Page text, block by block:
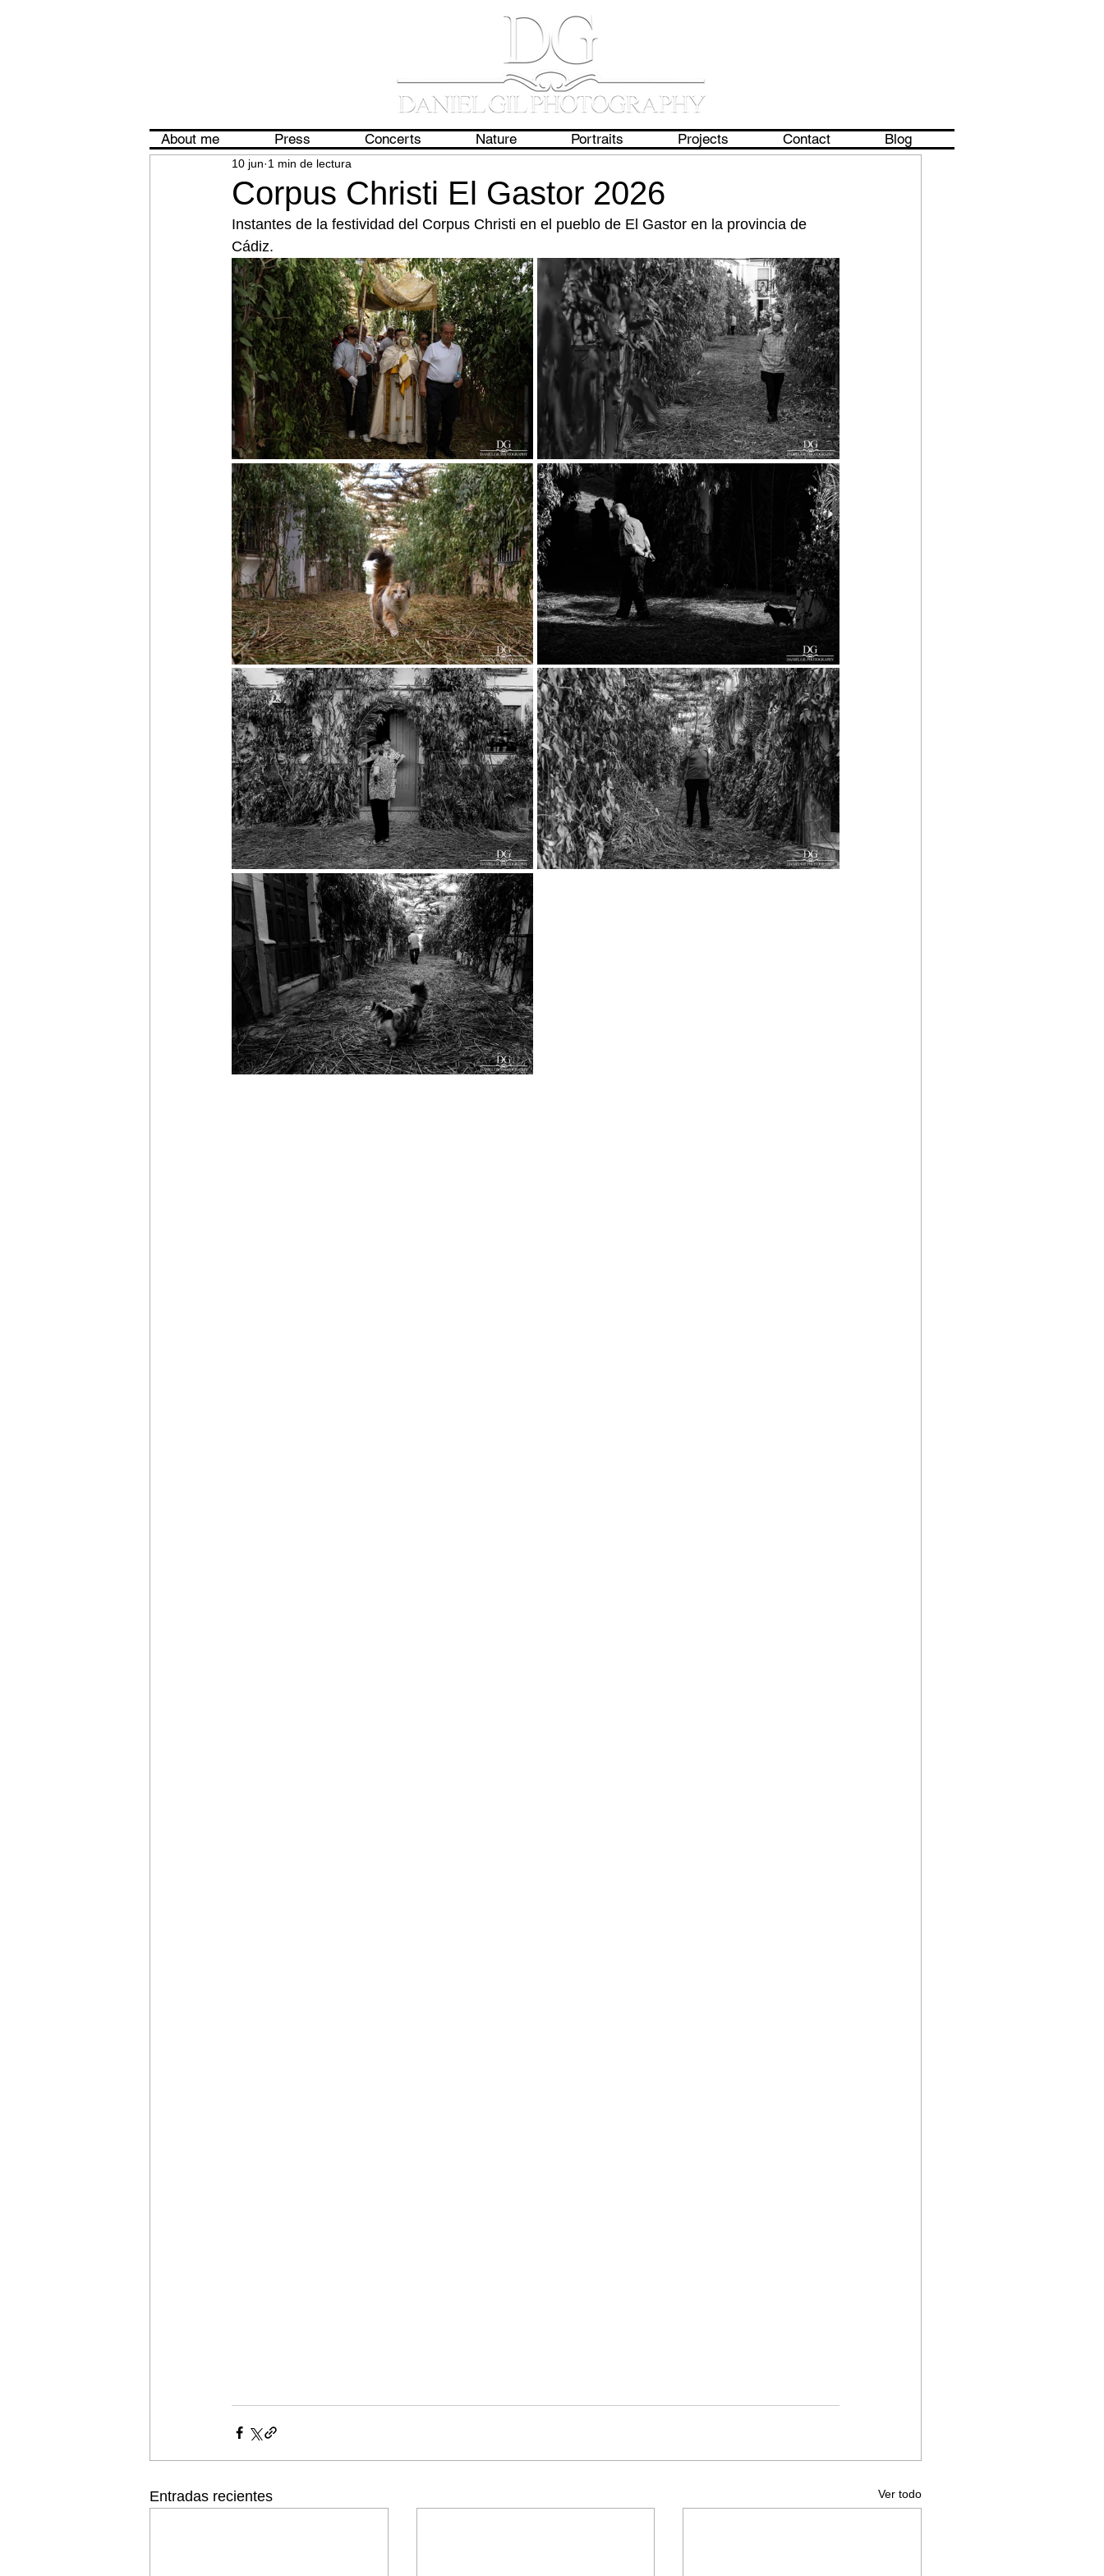
Corpus Christi El Gastor 2026
10 jun 1 min de lectura
Instantes de la festividad del Corpus Christi en el pueblo de El Gastor en la provincia de
Cádiz.
Entradas recientes Ver todo
About me Press Concerts Nature Portraits Projects Contact Blog